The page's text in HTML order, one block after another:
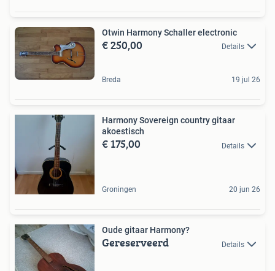
Otwin Harmony Schaller electronic
€ 250,00 Details
Breda 19 jul 26
Harmony Sovereign country gitaar
akoestisch
€ 175,00 Details
Groningen 20 jun 26
Oude gitaar Harmony?
Gereserveerd Details